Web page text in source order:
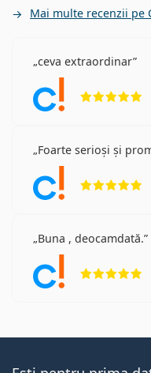
Mai multe recenzii pe
ceva extraordinar
Foarte serioși și
Buna , deocamdată.